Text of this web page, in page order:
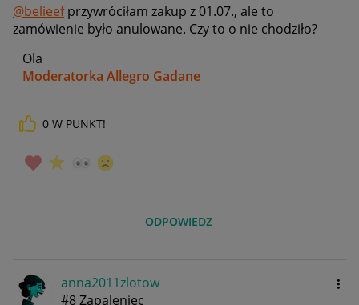
@belieefprzywróciłam zakup z 01.07., ale to
zamówienie było anulowane. Czy to o nie chodziło?
Ola
Moderatorka Allegro Gadane
0 W PUNKT!
ODPOWIEDZ
anna2011zlotow
#8 Zapaleniec